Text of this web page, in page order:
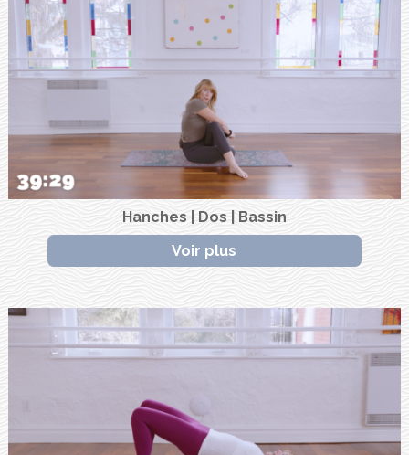
Hanches | Dos | Bassin
Voir plus